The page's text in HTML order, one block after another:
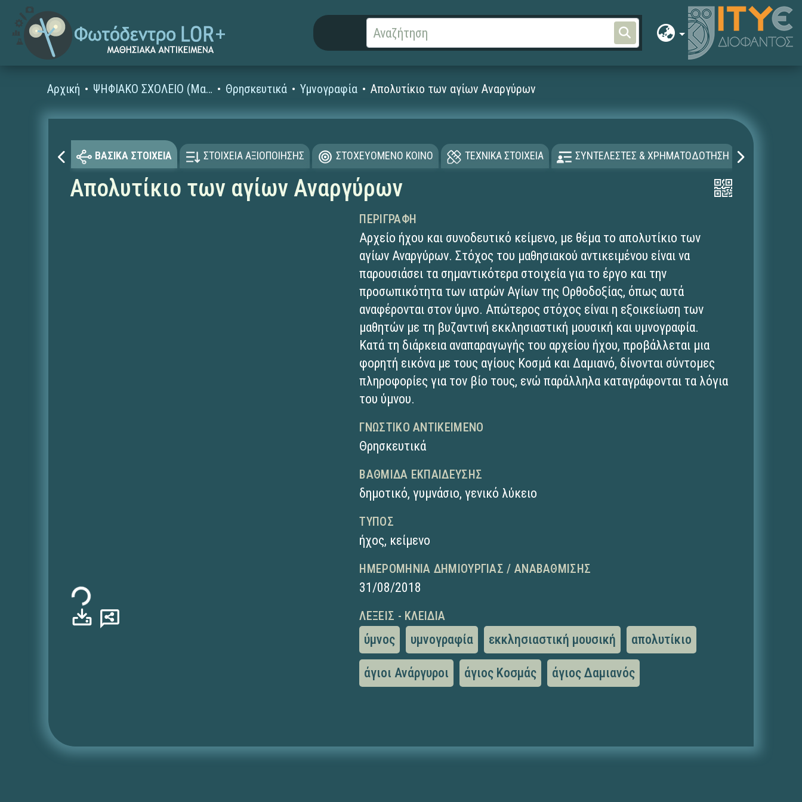
Αρχική ΨΗΦΙΑΚΟ ΣΧΟΛΕΙΟ (Μαθησιακά Αντικείμενα) Θρησκευτικά Υμνογραφία Απολυτίκιο των αγίων Αναργύρων
ΒΑΣΙΚΑ ΣΤΟΙΧΕΙΑ ΣΤΟΙΧΕΙΑ ΑΞΙΟΠΟΙΗΣΗΣ ΣΤΟΧΕΥΟΜΕΝΟ ΚΟΙΝΟ ΤΕΧΝΙΚΑ ΣΤΟΙΧΕΙΑ ΣΥΝΤΕΛΕΣΤΕΣ & ΧΡΗΜΑΤΟΔΟΤΗΣΗ
Απολυτίκιο των αγίων Αναργύρων
Φόρτωση...
ΠΕΡΙΓΡΑΦΉ
Αρχείο ήχου και συνοδευτικό κείμενο, με θέμα το απολυτίκιο των
αγίων Αναργύρων. Στόχος του μαθησιακού αντικειμένου είναι να
παρουσιάσει τα σημαντικότερα στοιχεία για το έργο και την
προσωπικότητα των ιατρών Αγίων της Ορθοδοξίας, όπως αυτά
αναφέρονται στον ύμνο. Απώτερος στόχος είναι η εξοικείωση των
μαθητών με τη βυζαντινή εκκλησιαστική μουσική και υμνογραφία.
Κατά τη διάρκεια αναπαραγωγής του αρχείου ήχου, προβάλλεται μια
φορητή εικόνα με τους αγίους Κοσμά και Δαμιανό, δίνονται σύντομες
πληροφορίες για τον βίο τους, ενώ παράλληλα καταγράφονται τα λόγια
του ύμνου.
ΓΝΩΣΤΙΚΌ ΑΝΤΙΚΕΊΜΕΝΟ
Θρησκευτικά
ΒΑΘΜΊΔΑ ΕΚΠΑΊΔΕΥΣΗΣ
δημοτικό,γυμνάσιο,γενικό λύκειο
ΤΎΠΟΣ
ήχος, κείμενο
ΗΜΕΡΟΜΗΝΊΑ ΔΗΜΙΟΥΡΓΊΑΣ / ΑΝΑΒΆΘΜΙΣΗΣ
31/08/2018
ΛΈΞΕΙΣ - ΚΛΕΙΔΙΆ
ύμνος υμνογραφία εκκλησιαστική μουσική απολυτίκιο
άγιοι Ανάργυροι άγιος Κοσμάς άγιος Δαμιανός